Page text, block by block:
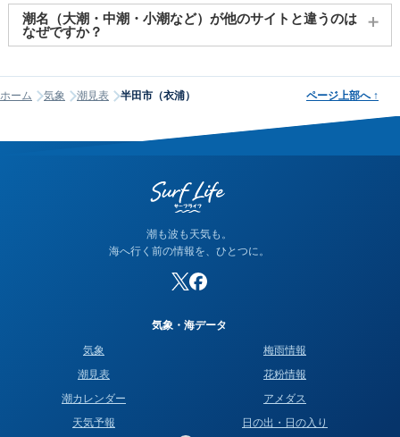
天文潮位とは、月や太陽の引力をもとに計算された予測値で
す。一方、実測潮位は観測所で実際に計測された海面の高さで
す。両者には気圧や風などの気象条件により差（潮位偏差）が
ら陸に向かって強風が吹くと、海水が沿岸に吹き寄せられて潮
位が上昇します。当サイトでは気象庁の観測データをもとにリ
アルタイムの実測潮位をタイドグラフに表示しており、予測と
潮名（大潮・中潮・小潮など）が他のサイトと違うのは
なぜですか？
何日まで大潮」という統一された公的な定義はありません。そ
のため、サイトが採用する計算方式によって、境界にあたる日
って見える場合は、そのサイトが別の方式を使っている可能性
ホーム 気象 潮見表 半田市（衣浦） ページ上部へ ↑
潮も波も天気も。
海へ行く前の情報を、ひとつに。
気象・海データ
気象
潮見表
潮カレンダー
天気予報
梅雨情報
花粉情報
アメダス
日の出・日の入り